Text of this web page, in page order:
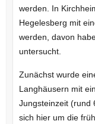
werden. In
Hegelesberg mit
werden, davon
untersucht.
Zunächst wurde
Langhäusern mit
Jungsteinzeit (rund
sich hier um die